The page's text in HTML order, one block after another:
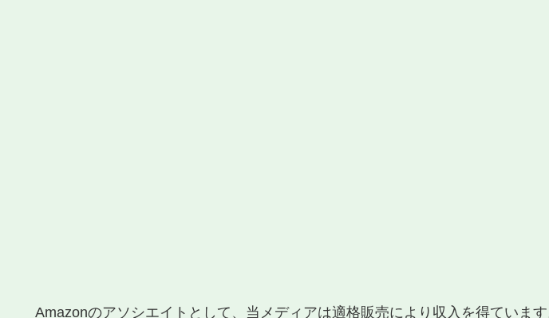
Amazonのアソシエイトとして、当メディアは適格販売により収入を得ています